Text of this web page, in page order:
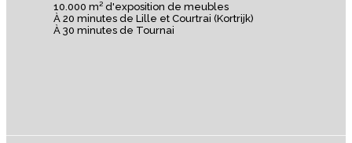
10.000 m² d'exposition de meubles
À 20 minutes de Lille et Courtrai (Kortrijk)
À 30 minutes de Tournai